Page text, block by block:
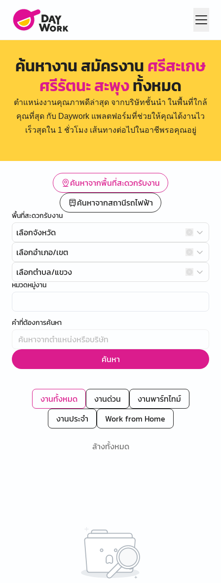
ค้นหางาน สมัครงานศรีสะเกษ
ศรีรัตนะ สะพุงทั้งหมด
ตำแหน่งงานคุณภาพดีล่าสุด จากบริษัทชั้นนำ ในพื้นที่ใกล้
คุณที่สุด กับ Daywork แพลตฟอร์มที่ช่วยให้คุณได้งานไว
เร็วสุดใน 1 ชั่วโมง เส้นทางต่อไปในอาชีพรอคุณอยู่
ค้นหาจากพื้นที่สะดวกรับงาน
ค้นหาจากสถานีรถไฟฟ้า
พื้นที่สะดวกรับงาน
เลือกจังหวัด
เลือกอำเภอ/เขต
เลือกตำบล/แขวง
หมวดหมู่งาน
คำที่ต้องการค้นหา
ค้นหา
งานทั้งหมด งานด่วน
งานพาร์ทไทม์
งานประจำ
Work from Home
ล้างทั้งหมด